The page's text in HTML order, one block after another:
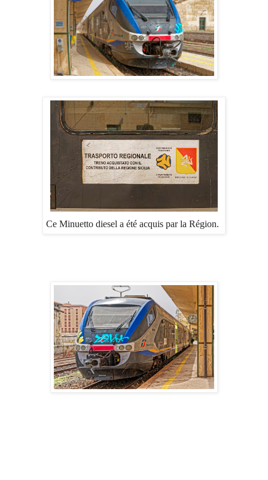
Ce Minuetto diesel a été acquis par la Région.